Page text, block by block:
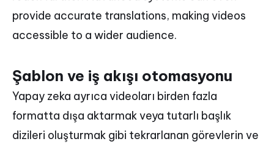
provide accurate translations, making videos
accessible to a wider audience.
Şablon ve iş akışı otomasyonu
Yapay zeka ayrıca videoları birden fazla
formatta dışa aktarmak veya tutarlı başlık
dizileri oluşturmak gibi tekrarlanan görevlerin ve